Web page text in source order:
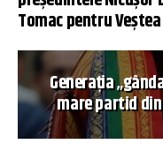
Tomac pentru
Generația
mare partid